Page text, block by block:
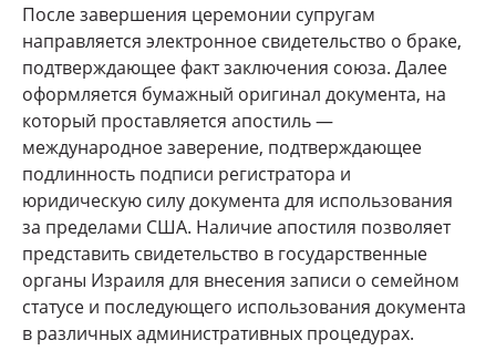
После завершения церемонии супругам
направляется электронное свидетельство о браке,
подтверждающее факт заключения союза. Далее
оформляется бумажный оригинал документа, на
который проставляется апостиль —
международное заверение, подтверждающее
подлинность подписи регистратора и
юридическую силу документа для использования
за пределами США. Наличие апостиля позволяет
представить свидетельство в государственные
органы Израиля для внесения записи о семейном
статусе и последующего использования документа
в различных административных процедурах.